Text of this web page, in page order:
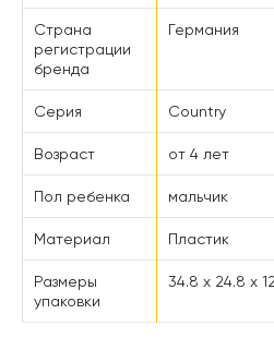
Страна
регистрации
бренда
Германия
Серия Country
Возраст от 4 лет
Пол ребенка мальчик
Материал Пластик
Размеры
упаковки
34.8 x 24.8 x